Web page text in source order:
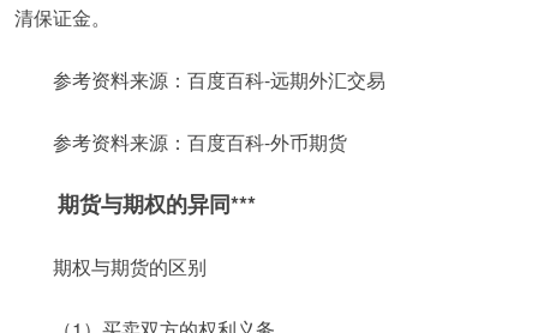
清保证金。
参考资料来源：百度百科-远期外汇交易
参考资料来源：百度百科-外币期货
期货与期权的异同***
期权与期货的区别